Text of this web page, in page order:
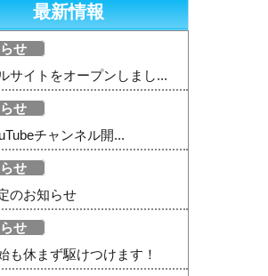
最新情報
せ
サイトをオープンしまし...
せ
チャンネル開...
せ
のお知らせ
せ
も休まず駆けつけます！